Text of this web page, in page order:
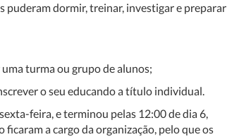
puderam dormir, treinar, investigar e preparar
turma ou grupo de alunos;
o seu educando a título individual.
feira, e terminou pelas 12:00 de dia 6,
ficaram a cargo da organização, pelo que os